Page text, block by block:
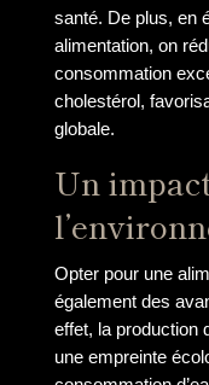
santé. De plus, en
alimentation, on
consommation
cholestérol,
globale.
Un
Opter pour une
également des
effet, la production
une empreinte